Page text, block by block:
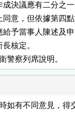
成決議應有二分之
同意，但依據第四
給予當事人陳述及
核定。
警察列席說明。
如有不同意見，得